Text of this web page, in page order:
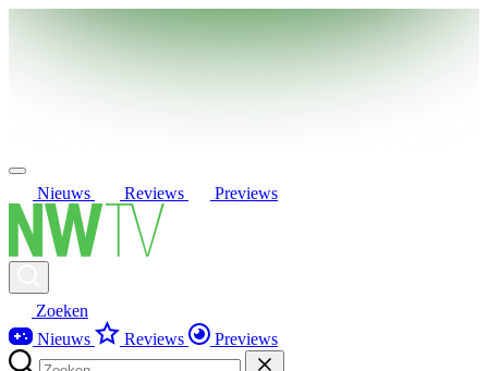
Nieuws Reviews Previews
Zoeken
Nieuws
Reviews Previews